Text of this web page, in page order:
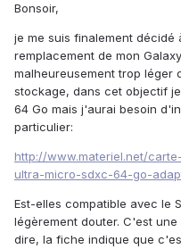
Bonsoir,
je me suis finalement décidé
remplacement de mon
malheureusement trop léger
stockage, dans cet objectif
64 Go mais j'aurai besoin
particulier:
http://www.materiel.net/
ultra-micro-sdxc-64-go-
Est-elles compatible avec le
légèrement douter. C'est
dire, la fiche indique que